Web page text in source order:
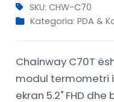
SKU: CHW-C70
Kategoria: PDA &
Chainway C70T
modul termometri
ekran 5.2" FHD